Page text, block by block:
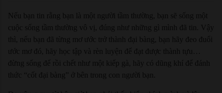
Nếu bạn tin rằng bạn là một người tầm thường, bạn sẽ sống một
cuộc sống tầm thường vô vị, đúng như những gì mình đã tin. Vậy
thì, nếu bạn đã từng mơ ước trở thành đại bàng, bạn hãy đeo đuổi
ước mơ đó, hãy học tập và rèn luyện để đạt được thành tựu…
đừng sống để rồi chết như một kiếp gà, hãy có dũng khí để đánh
thức “cốt đại bàng” ở bên trong con người bạn.